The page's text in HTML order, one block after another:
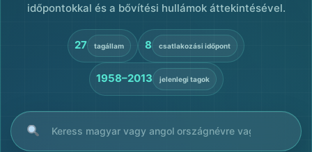
időpontokkal és a bővítési hullámok áttekintésével.
27 tagállam 8 csatlakozási időpont
1958–2013 jelenlegi tagok
Keresés az EU-tagállamok között